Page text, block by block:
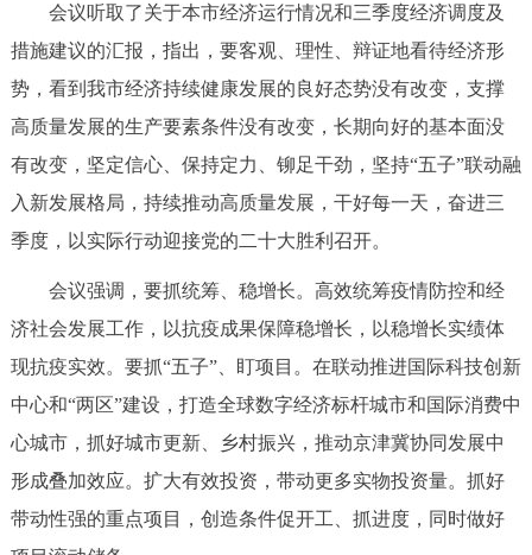
走进北京
北京概况 十六区概览 人文北京
绿色北京 图说北京 视频北京
多语种
한국어
ESPAÑOL العربية PORTUGUÊS
ITALIANO
会议听取了关于本市经济运行情况和三季度经济调度及
措施建议的汇报，指出，要客观、理性、辩证地看待经济形
势，看到我市经济持续健康发展的良好态势没有改变，支撑
高质量发展的生产要素条件没有改变，长期向好的基本面没
有改变，坚定信心、保持定力、铆足干劲，坚持“五子”联动融
入新发展格局，持续推动高质量发展，干好每一天，奋进三
季度，以实际行动迎接党的二十大胜利召开。
会议强调，要抓统筹、稳增长。高效统筹疫情防控和经
济社会发展工作，以抗疫成果保障稳增长，以稳增长实绩体
现抗疫实效。要抓“五子”、盯项目。在联动推进国际科技创新
中心和“两区”建设，打造全球数字经济标杆城市和国际消费中
心城市，抓好城市更新、乡村振兴，推动京津冀协同发展中
形成叠加效应。扩大有效投资，带动更多实物投资量。抓好
带动性强的重点项目，创造条件促开工、抓进度，同时做好